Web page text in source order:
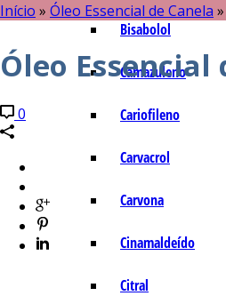
Bisabolol
Camazuleno
Cariofileno
Carvacrol
Carvona
Cinamaldeído
Citral
Início » Óleo Essencial de Canela »
Óleo Essencial
0